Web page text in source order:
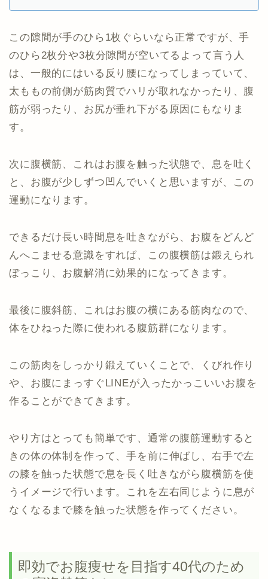
この隙間が手のひら1枚ぐらいなら正常ですが、手
のひら2枚分や3枚分隙間が空いてるよって言う人
は、一般的にはいる反り腰になってしまっていて、
太ももの前側が筋肉質でハリが取れなかったり、腹
筋が弱ったり、お尻が垂れ下がる原因にもなりま
す。
次に腹横筋、これはお腹を触った状態で、息を吐く
と、お腹が少しずつ凹んでいくと思いますが、この
運動になります。
できるだけ長い時間息を吐きながら、お腹をどんど
んへこませる意識をすれば、この腹横筋は鍛えられ
ぼっこり、お腹解消に効果的になってきます。
最後に腹斜筋、これはお腹の横にある筋肉なので、
体をひねった際に使われる腹筋群になります。
この筋肉をしっかり鍛えていくことで、くびれ作り
や、お腹にまっすぐLINEが入ったかっこいいお腹を
作ることができてきます。
やり方はとっても簡単です、通常の腹筋運動すると
きの体の体制を作って、手を前に伸ばし、右手で左
の膝を触った状態で息を長く吐きながら腹横筋を使
うイメージで行います。これを左右同じように息が
なくなるまで膝を触った状態を作ってください。
即効でお腹痩せを目指す40代のため